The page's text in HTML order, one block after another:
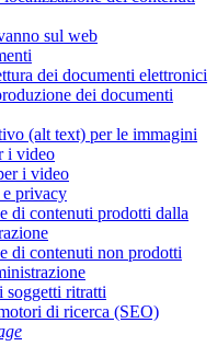
sul web
dei documenti elettronici
dei documenti
(alt text) per le immagini
i video
i video
e privacy
di contenuti prodotti dalla
di contenuti non prodotti
soggetti ritratti
di ricerca (SEO)